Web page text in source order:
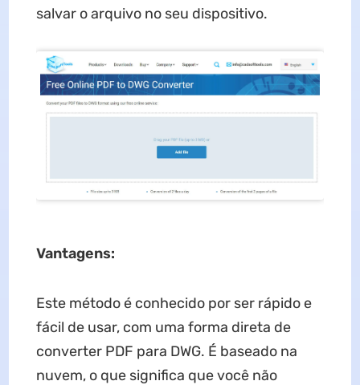
salvar o arquivo no seu dispositivo.
Vantagens:
Este método é conhecido por ser rápido e
fácil de usar, com uma forma direta de
converter PDF para DWG. É baseado na
nuvem, o que significa que você não